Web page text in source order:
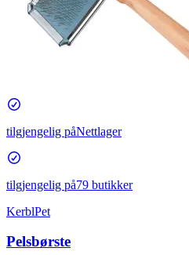
tilgjengelig påNettlager
tilgjengelig på79 butikker
KerblPet
Pelsbørste